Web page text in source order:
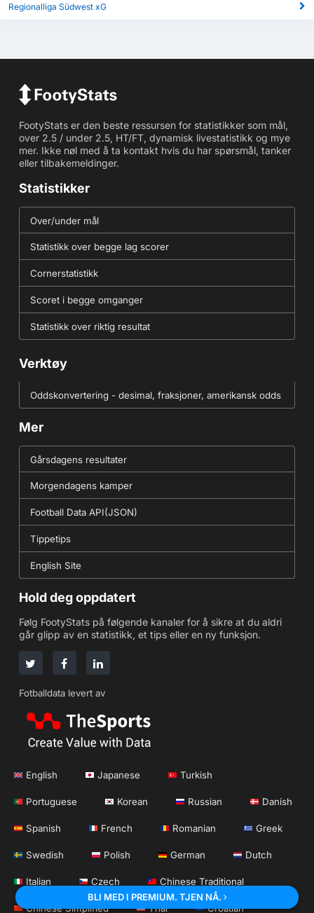
Regionalliga Südwest xG
FootyStats er den beste ressursen for statistikker som mål,
over 2.5 / under 2.5, HT/FT, dynamisk livestatistikk og mye
mer. Ikke nøl med å ta kontakt hvis du har spørsmål, tanker
eller tilbakemeldinger.
Statistikker
Over/under mål
Statistikk over begge lag scorer
Cornerstatistikk
Scoret i begge omganger
Statistikk over riktig resultat
Verktøy
Oddskonvertering - desimal, fraksjoner, amerikansk odds
Mer
Gårsdagens resultater
Morgendagens kamper
Football Data API(JSON)
Tippetips
English Site
Hold deg oppdatert
Følg FootyStats på følgende kanaler for å sikre at du aldri
går glipp av en statistikk, et tips eller en ny funksjon.
Fotballdata levert av
English Japanese Turkish
Portuguese Korean Russian Danish
Spanish French Romanian Greek
Swedish Polish German Dutch
Italian Czech Chinese Traditional
Chinese Simplified Thai Croatian
BLI MED I PREMIUM. TJEN NÅ.